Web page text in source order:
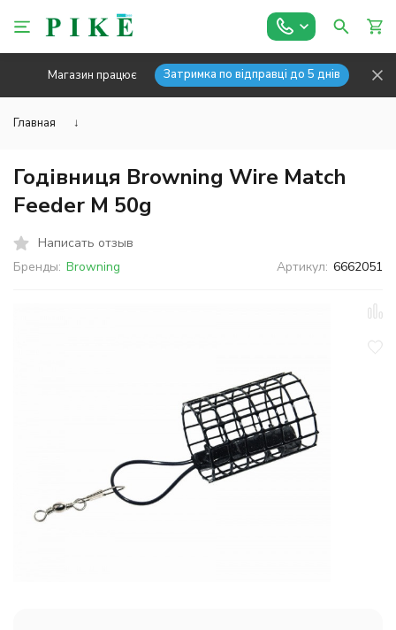
Магазин працює Затримка по відправці до 5 днів
Главная ↓
Годівниця Browning Wire Match
Feeder M 50g
Написать отзыв
Бренды: Browning Артикул: 6662051